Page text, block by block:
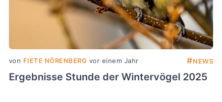
von FIETE NÖRENBERG vor einem Jahr #NEWS
Ergebnisse Stunde der Wintervögel 2025